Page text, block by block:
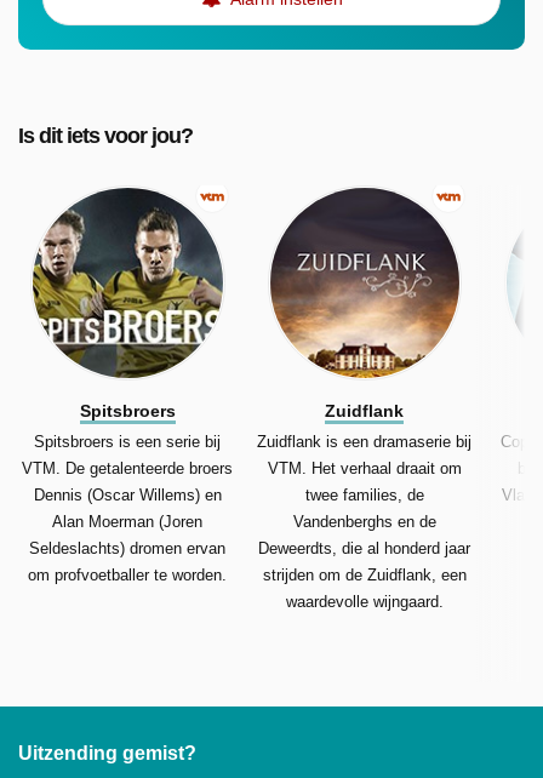
Is dit iets voor jou?
Spitsbroers
Spitsbroers is een serie bij
VTM. De getalenteerde broers
Dennis (Oscar Willems) en
Alan Moerman (Joren
Seldeslachts) dromen ervan
om profvoetballer te worden.
Zuidflank
Zuidflank is een dramaserie bij
VTM. Het verhaal draait om
twee families, de
Vandenberghs en de
Deweerdts, die al honderd jaar
strijden om de Zuidflank, een
waardevolle wijngaard.
bij
Uitzending gemist?